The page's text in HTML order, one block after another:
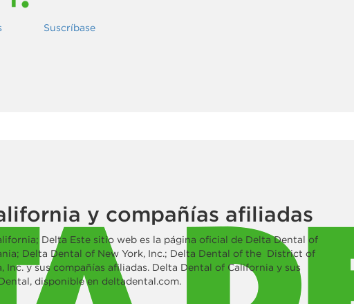
Suscríbase
y compañías afiliadas
Delta Este sitio web es la página oficial de Delta Dental of
Delta Dental of New York, Inc.; Delta Dental of the District of
y sus compañías afiliadas. Delta Dental of California y sus
disponible en deltadental.com.